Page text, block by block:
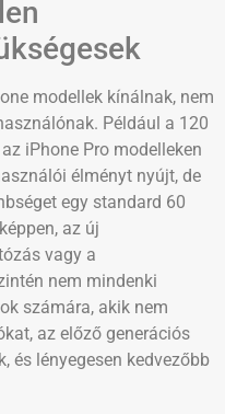
modellek kínálnak, nem
Például a 120
iPhone Pro modelleken
élményt nyújt, de
egy standard 60
az új
vagy a
nem mindenki
számára, akik nem
az előző generációs
és lényegesen kedvezőbb